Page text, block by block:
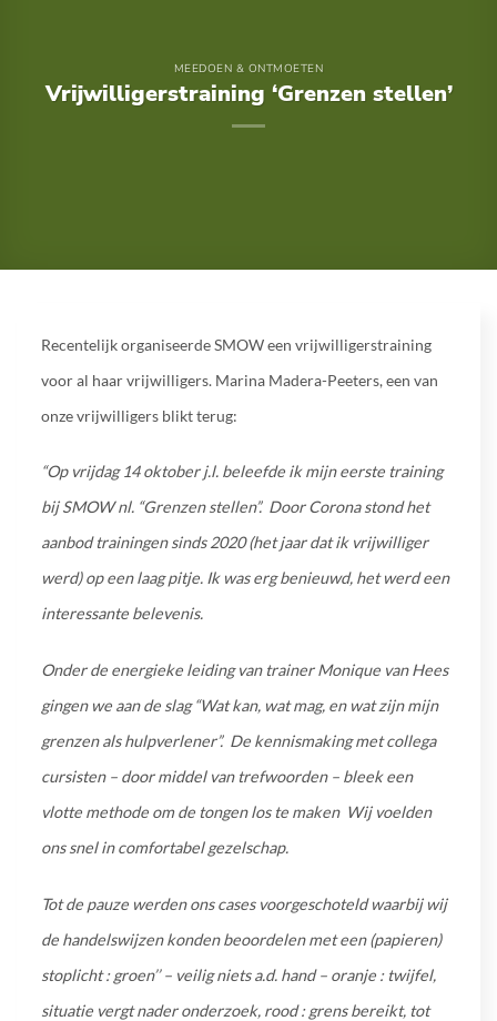
MEEDOEN & ONTMOETEN
Vrijwilligerstraining ‘Grenzen stellen’
Recentelijk organiseerde SMOW een vrijwilligerstraining
voor al haar vrijwilligers. Marina Madera-Peeters, een van
onze vrijwilligers blikt terug:
“Op vrijdag 14 oktober j.l. beleefde ik mijn eerste training
bij SMOW nl. “Grenzen stellen”. Door Corona stond het
aanbod trainingen sinds 2020 (het jaar dat ik vrijwilliger
werd) op een laag pitje. Ik was erg benieuwd, het werd een
interessante belevenis.
Onder de energieke leiding van trainer Monique van Hees
gingen we aan de slag “Wat kan, wat mag, en wat zijn mijn
grenzen als hulpverlener”. De kennismaking met collega
cursisten – door middel van trefwoorden – bleek een
vlotte methode om de tongen los te maken Wij voelden
ons snel in comfortabel gezelschap.
Tot de pauze werden ons cases voorgeschoteld waarbij wij
de handelswijzen konden beoordelen met een (papieren)
stoplicht : groen’’ – veilig niets a.d. hand – oranje : twijfel,
situatie vergt nader onderzoek, rood : grens bereikt, tot